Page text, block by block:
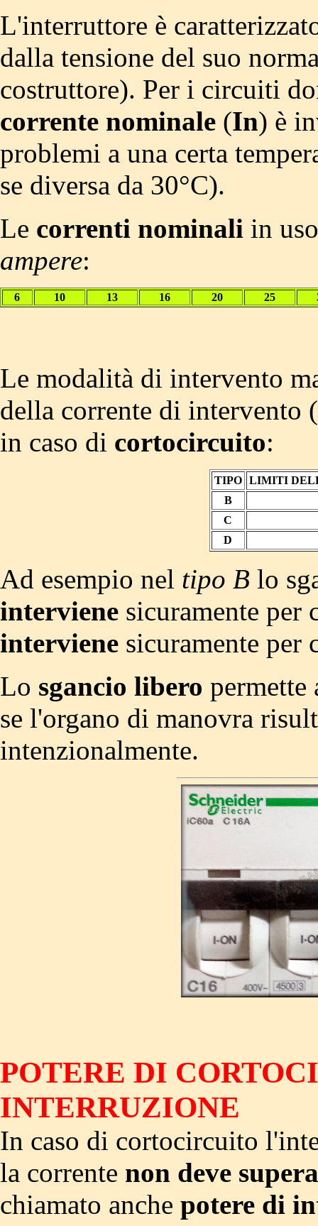
L'interruttore è
dalla tensione del suo
costruttore). Per i circuiti
corrente nominale (In) è
problemi a una certa
se diversa da 30°C).
Le correnti nominali in
ampere:
6 10 13 16 20 25
Le modalità di intervento
della corrente di
in caso di cortocircuito:
TIPO LIMITI
B
C
D
Ad esempio nel tipo B lo
interviene sicuramente
interviene sicuramente per
Lo sgancio libero
se l'organo di manovra
intenzionalmente.
POTERE DI
INTERRUZIONE
In caso di cortocircuito
la corrente non deve
chiamato anche potere di